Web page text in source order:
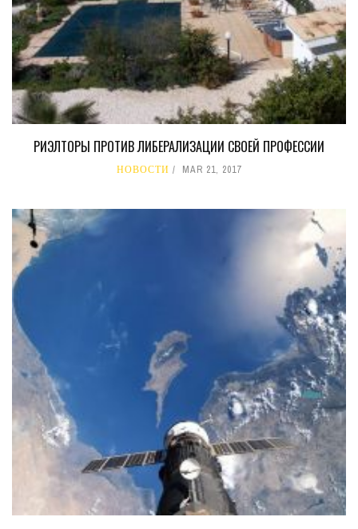
РИЭЛТОРЫ ПРОТИВ ЛИБЕРАЛИЗАЦИИ СВОЕЙ ПРОФЕССИИ
НОВОСТИ MAR 21, 2017